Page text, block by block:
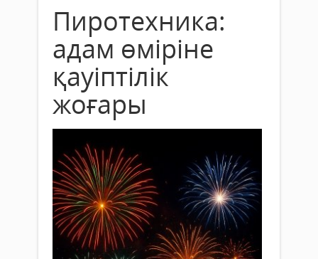
Пиротехника:
адам өміріне
қауіптілік
жоғары